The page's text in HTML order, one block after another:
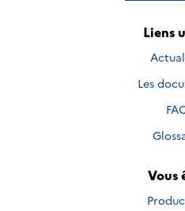
Liens
Les
Vous